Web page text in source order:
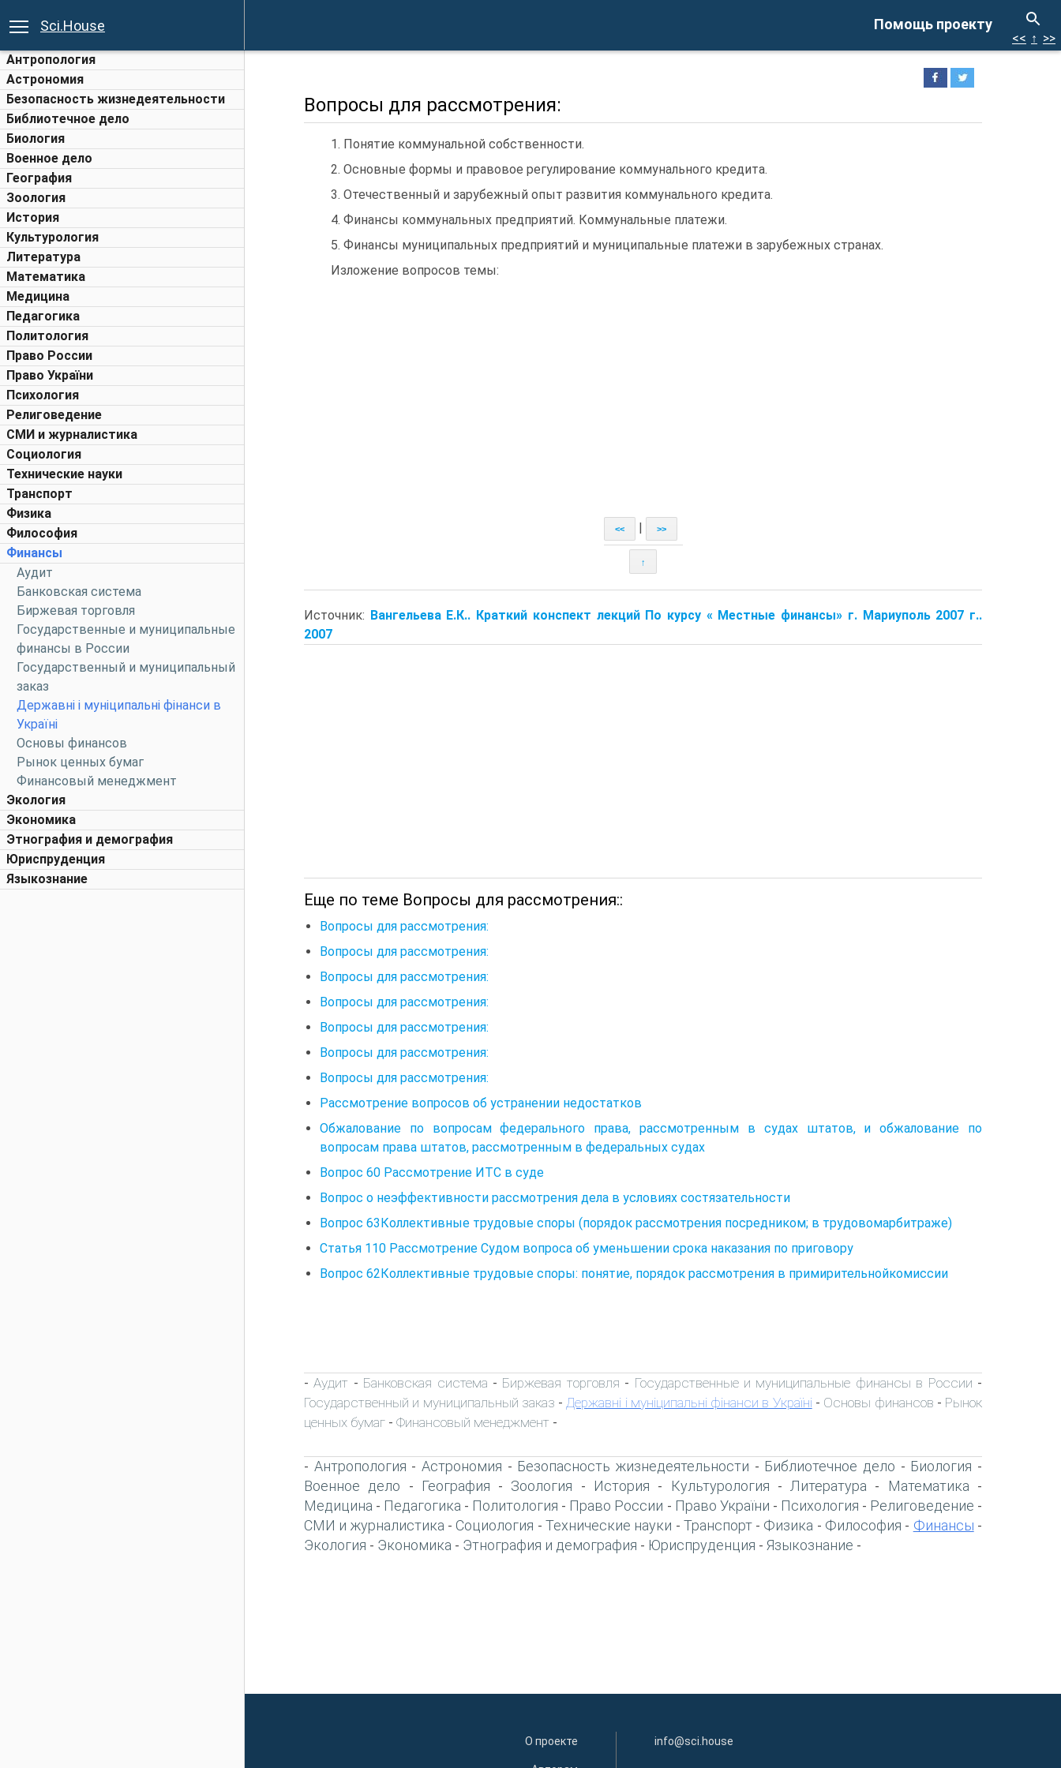
Помощь проекту
Sci.House
Антропология
Астрономия
Безопасность жизнедеятельности
Библиотечное дело
Биология
Военное дело
География
Зоология
История
Культурология
Литература
Математика
Медицина
Педагогика
Политология
Право России
Право України
Психология
Религоведение
СМИ и журналистика
Социология
Технические науки
Транспорт
Физика
Философия
Финансы
Аудит
Банковская система
Биржевая торговля
Государственные и муниципальные
финансы в России
Государственный и муниципальный
заказ
Державні і муніципальні фінанси в
Україні
Основы финансов
Рынок ценных бумаг
Финансовый менеджмент
Экология
Экономика
Этнография и демография
Юриспруденция
Языкознание
<< ↑ >>
Вопросы для рассмотрения:
1. Понятие коммунальной собственности.
2. Основные формы и правовое регулирование коммунального кредита.
3. Отечественный и зарубежный опыт развития коммунального кредита.
4. Финансы коммунальных предприятий. Коммунальные платежи.
5. Финансы муниципальных предприятий и муниципальные платежи в зарубежных странах.
Изложение вопросов темы:
<< >>
↑
Источник: Вангельева Е.К.. Краткий конспект лекций По курсу « Местные финансы» г. Мариуполь 2007 г..
2007
Еще по теме Вопросы для рассмотрения::
Вопросы для рассмотрения:
Вопросы для рассмотрения:
Вопросы для рассмотрения:
Вопросы для рассмотрения:
Вопросы для рассмотрения:
Вопросы для рассмотрения:
Вопросы для рассмотрения:
Рассмотрение вопросов об устранении недостатков
Обжалование по вопросам федерального права, рассмотренным в судах штатов, и обжалование по
вопросам права штатов, рассмотренным в федеральных судах
Вопрос 60 Рассмотрение ИТС в суде
Вопрос о неэффективности рассмотрения дела в условиях состязательности
Вопрос 63Коллективные трудовые споры (порядок рассмотрения посредником; в трудовомарбитраже)
Статья 110 Рассмотрение Судом вопроса об уменьшении срока наказания по приговору
Вопрос 62Коллективные трудовые споры: понятие, порядок рассмотрения в примирительнойкомиссии
-Аудит - Банковская система - Биржевая торговля - Государственные и муниципальные финансы в России -
Государственный и муниципальный заказ - Державні і муніципальні фінанси в Україні - Основы финансов - Рынок
ценных бумаг - Финансовый менеджмент -
- Антропология -Астрономия - Безопасность жизнедеятельности - Библиотечное дело - Биология -
Военное дело - География - Зоология - История - Культурология - Литература - Математика -
Медицина - Педагогика - Политология - Право России - Право України - Психология - Религоведение -
СМИ и журналистика - Социология - Технические науки - Транспорт- Физика - Философия - Финансы -
Экология - Экономика - Этнография и демография - Юриспруденция - Языкознание -
О проекте info@sci.house